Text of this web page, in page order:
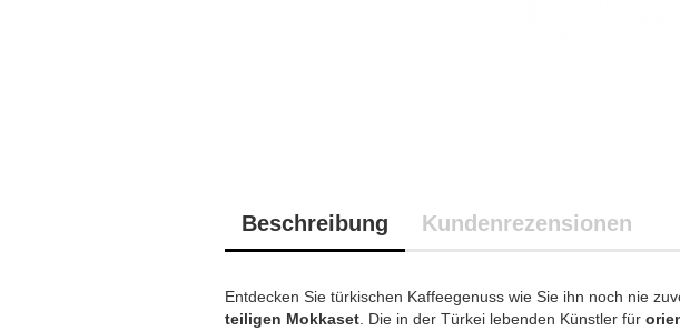
Beschreibung Kundenrezensionen
Entdecken Sie türkischen Kaffeegenuss wie Sie ihn noch nie
teiligen Mokkaset . Die in der Türkei lebenden Künstler für